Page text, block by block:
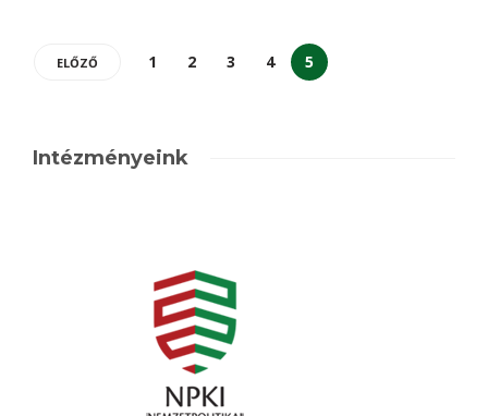
ELŐZŐ 1 2 3 4 5
Intézményeink